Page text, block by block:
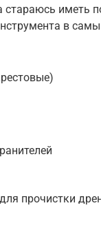
иметь
в
прочистки